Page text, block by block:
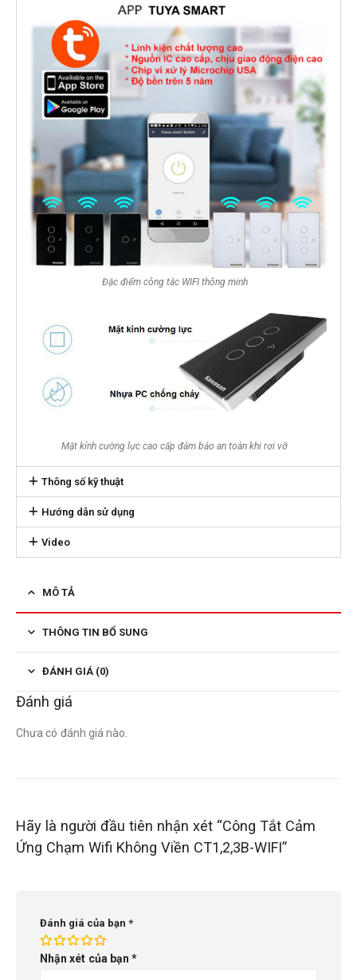
Đặc điểm công tắc WIFI thông minh
Mặt kính cường lực cao cấp đảm bảo an toàn khi rơi vỡ
Thông số kỹ thuật
Hướng dẫn sử dụng
Video
MÔ TẢ
THÔNG TIN BỔ SUNG
ĐÁNH GIÁ (0)
Đánh giá
Chưa có đánh giá nào.
Hãy là người đầu tiên nhận xét “Công Tắt Cảm
Ứng Chạm Wifi Không Viền CT1,2,3B-WIFI”
Đánh giá của bạn *
Nhận xét của bạn*